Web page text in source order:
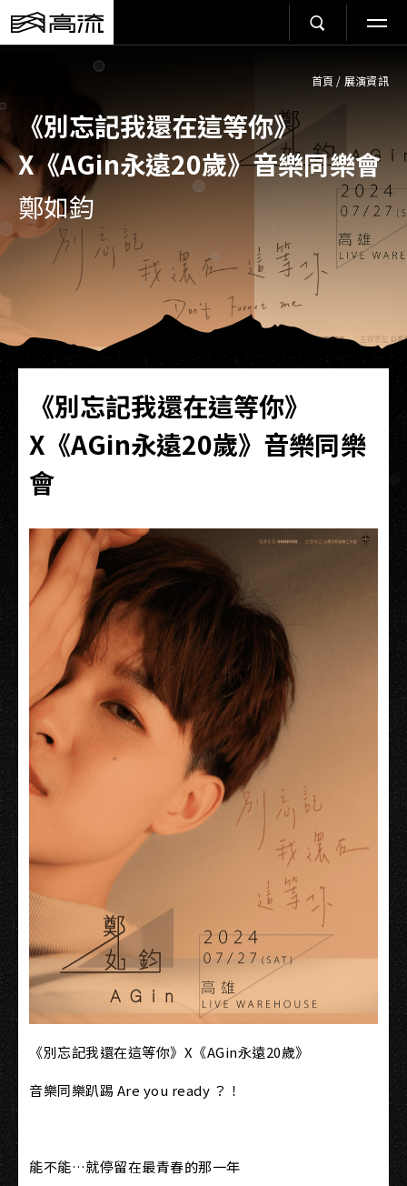
首頁 / 展演資訊
《別忘記我還在這等你》
X《AGin永遠20歲》音樂同樂會
鄭如鈞
《別忘記我還在這等你》
X《AGin永遠20歲》音樂同樂
會
《別忘記我還在這等你》X《AGin永遠20歲》
音樂同樂趴踢 Are you ready ？！
能不能…就停留在最青春的那一年